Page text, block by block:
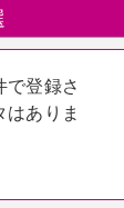
登録さ
ありま